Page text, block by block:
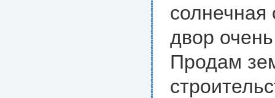
солнечная
двор
Продам